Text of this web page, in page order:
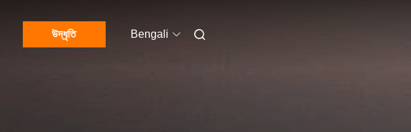
উদ্ধৃতি Bengali